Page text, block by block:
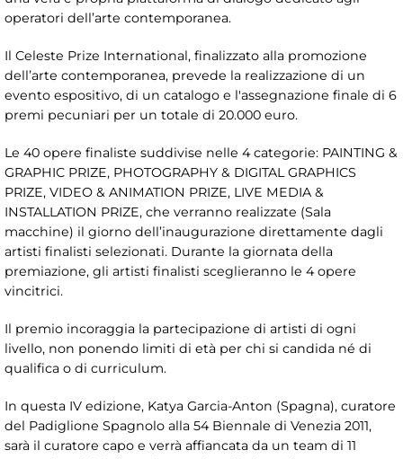
operatori dell’arte contemporanea.
Il Celeste Prize International, finalizzato alla promozione
dell’arte contemporanea, prevede la realizzazione di un
evento espositivo, di un catalogo e l'assegnazione finale di 6
premi pecuniari per un totale di 20.000 euro.
Le 40 opere finaliste suddivise nelle 4 categorie: PAINTING &
GRAPHIC PRIZE, PHOTOGRAPHY & DIGITAL GRAPHICS
PRIZE, VIDEO & ANIMATION PRIZE, LIVE MEDIA &
INSTALLATION PRIZE, che verranno realizzate (Sala
macchine) il giorno dell’inaugurazione direttamente dagli
artisti finalisti selezionati. Durante la giornata della
premiazione, gli artisti finalisti sceglieranno le 4 opere
vincitrici.
Il premio incoraggia la partecipazione di artisti di ogni
livello, non ponendo limiti di età per chi si candida né di
qualifica o di curriculum.
In questa IV edizione, Katya Garcia-Anton (Spagna), curatore
del Padiglione Spagnolo alla 54 Biennale di Venezia 2011,
sarà il curatore capo e verrà affiancata da un team di 11